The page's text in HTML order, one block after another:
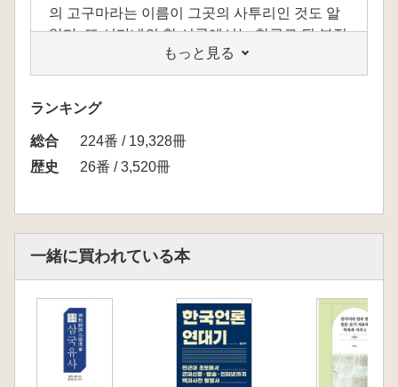
의 고구마라는 이름이 그곳의 사투리인 것도 알
았다. 또 시마네의 한 시골에서는 한글로 된 부적
을 만났으며, 야마구치에서는 우리에게도 비교
적 많이 알려진 화살의 교훈담, 도쿄에서는 조선
의 개화승 이동인을 만나 그가 통도사 출신이라
는 사실도 알았다. 그리고 사가현과 구마모토에
서 울산성 전투도를 비롯해 그것과 관련된 전승
및 지명이 있다는 사실도 알았다. 그리고 가고시
그뿐만 아니다. 그와 반대로 한국에서도 일본을
만날 수가 있었다. 지금은 사라지고 있지만, 한때
된 것이었다. 심지어 놀이 방법을 한국화로 변용
시켜 즐기고 있었다. 또 이불에 지도를 그린 것으
로 인해 바가지를 뒤집어쓰고 이웃집에 소금 얻
으러 가는 오줌싸개가 일본에 그와 유사한 것이
もっと見る
ランキング
総合
224番 / 19,328冊
歴史
26番 / 3,520冊
一緒に買われている本